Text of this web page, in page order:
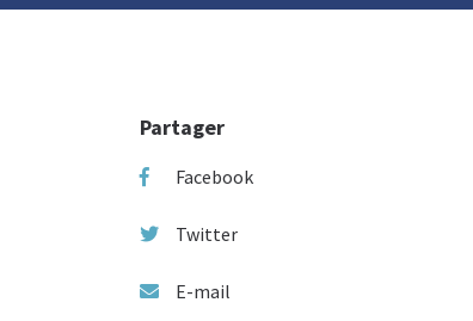
Partager
Facebook
Twitter
E-mail